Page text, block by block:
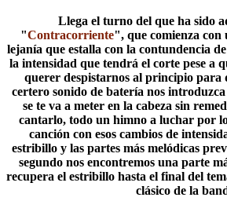
Llega el turno del que ha sido
"Contracorriente", que comienza con
lejanía que estalla con la contundencia
la intensidad que tendrá el corte pese a
querer despistarnos al principio para
certero sonido de batería nos
se te va a meter en la cabeza sin
cantarlo, todo un himno a luchar por
canción con esos cambios de
estribillo y las partes más melódicas
segundo nos encontremos una parte
recupera el estribillo hasta el final del
clásico de la